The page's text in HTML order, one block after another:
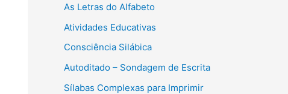
As Letras do Alfabeto
Atividades Educativas
Consciência Silábica
Autoditado – Sondagem de Escrita
Sílabas Complexas para Imprimir